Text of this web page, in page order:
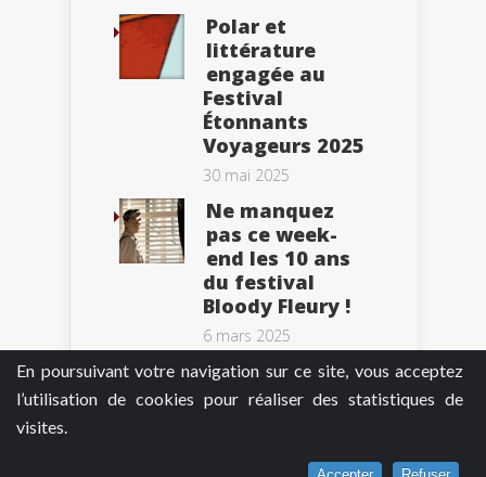
En poursuivant votre navigation sur ce site, vous acceptez
l’utilisation de cookies pour réaliser des statistiques de
visites.
Polar et
littérature
engagée au
Festival
Étonnants
Voyageurs 2025
30 mai 2025
Ne manquez
pas ce week-
end les 10 ans
du festival
Bloody Fleury !
6 mars 2025